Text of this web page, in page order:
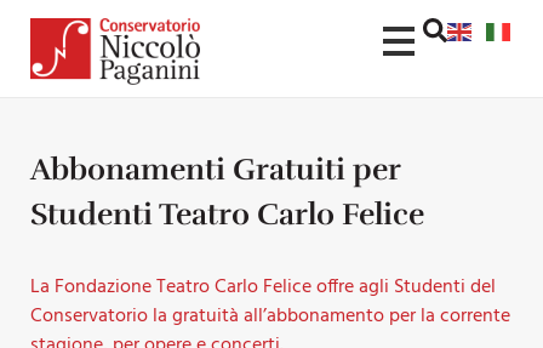
Abbonamenti Gratuiti per
Studenti Teatro Carlo Felice
La Fondazione Teatro Carlo Felice offre agli Studenti del
Conservatorio la gratuità all’abbonamento per la corrente